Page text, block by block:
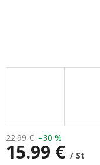
22.99 € –30 %
15.99 € / St